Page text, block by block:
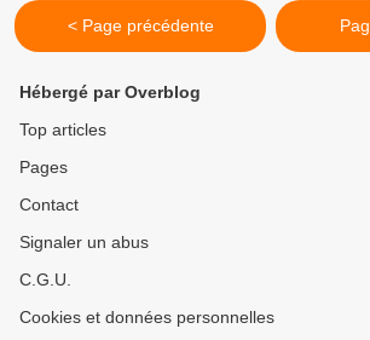
< Page précédente
Hébergé par Overblog
Top articles
Pages
Contact
Signaler un abus
C.G.U.
Cookies et données personnelles